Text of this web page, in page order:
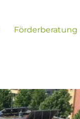
Förderberatung